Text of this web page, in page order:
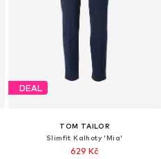
DEAL
TOM TAILOR
Slimfit Kalhoty 'Mia'
629 Kč